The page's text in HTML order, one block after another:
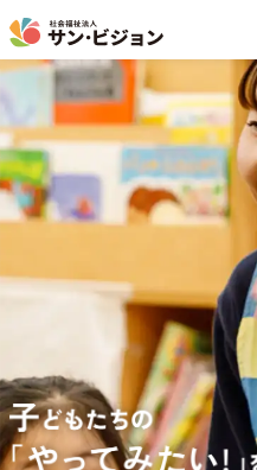
NEW
年
特別養護老人ホーム
グレイス
東京都世田谷区